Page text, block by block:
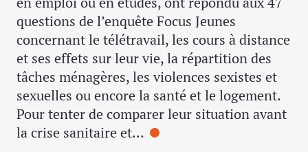
questions de l’enquête Focus Jeunes
concernant le télétravail, les cours à distance
et ses effets sur leur vie, la répartition des
tâches ménagères, les violences sexistes et
sexuelles ou encore la santé et le logement.
Pour tenter de comparer leur situation avant
la crise sanitaire et…